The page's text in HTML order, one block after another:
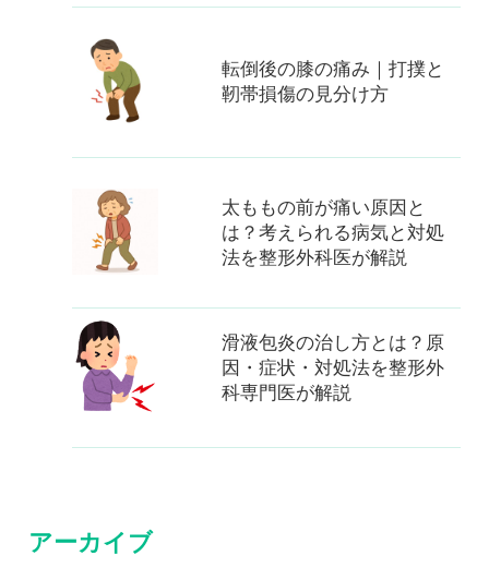
転倒後の膝の痛み｜打撲と
靭帯損傷の見分け方
太ももの前が痛い原因と
は？考えられる病気と対処
法を整形外科医が解説
滑液包炎の治し方とは？原
因・症状・対処法を整形外
科専門医が解説
アーカイブ